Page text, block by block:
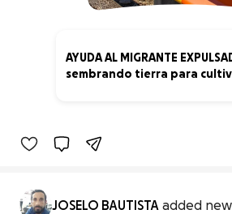
AYUDA AL MIGRANTE EXPULSADO,
sembrando tierra para
JOSELO BAUTISTA added